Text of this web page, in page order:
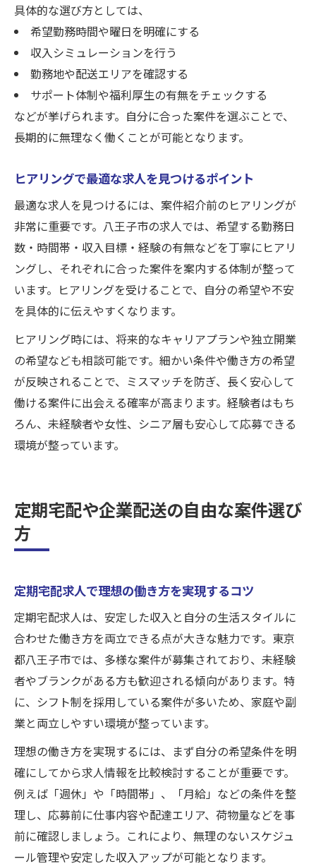
具体的な選び方としては、
希望勤務時間や曜日を明確にする
収入シミュレーションを行う
勤務地や配送エリアを確認する
サポート体制や福利厚生の有無をチェックする
などが挙げられます。自分に合った案件を選ぶことで、
長期的に無理なく働くことが可能となります。
ヒアリングで最適な求人を見つけるポイント
最適な求人を見つけるには、案件紹介前のヒアリングが
非常に重要です。八王子市の求人では、希望する勤務日
数・時間帯・収入目標・経験の有無などを丁寧にヒアリ
ングし、それぞれに合った案件を案内する体制が整って
います。ヒアリングを受けることで、自分の希望や不安
を具体的に伝えやすくなります。
ヒアリング時には、将来的なキャリアプランや独立開業
の希望なども相談可能です。細かい条件や働き方の希望
が反映されることで、ミスマッチを防ぎ、長く安心して
働ける案件に出会える確率が高まります。経験者はもち
ろん、未経験者や女性、シニア層も安心して応募できる
環境が整っています。
定期宅配や企業配送の自由な案件選び
方
定期宅配求人で理想の働き方を実現するコツ
定期宅配求人は、安定した収入と自分の生活スタイルに
合わせた働き方を両立できる点が大きな魅力です。東京
都八王子市では、多様な案件が募集されており、未経験
者やブランクがある方も歓迎される傾向があります。特
に、シフト制を採用している案件が多いため、家庭や副
業と両立しやすい環境が整っています。
理想の働き方を実現するには、まず自分の希望条件を明
確にしてから求人情報を比較検討することが重要です。
例えば「週休」や「時間帯」、「月給」などの条件を整
理し、応募前に仕事内容や配達エリア、荷物量などを事
前に確認しましょう。これにより、無理のないスケジュ
ール管理や安定した収入アップが可能となります。